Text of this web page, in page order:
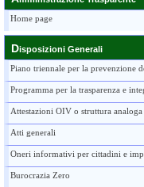
Home page
Disposizioni Generali
Piano triennale per la prevenzione
Programma per la trasparenza e
Attestazioni OIV o struttura analoga
Atti generali
Oneri informativi per cittadini e
Burocrazia Zero